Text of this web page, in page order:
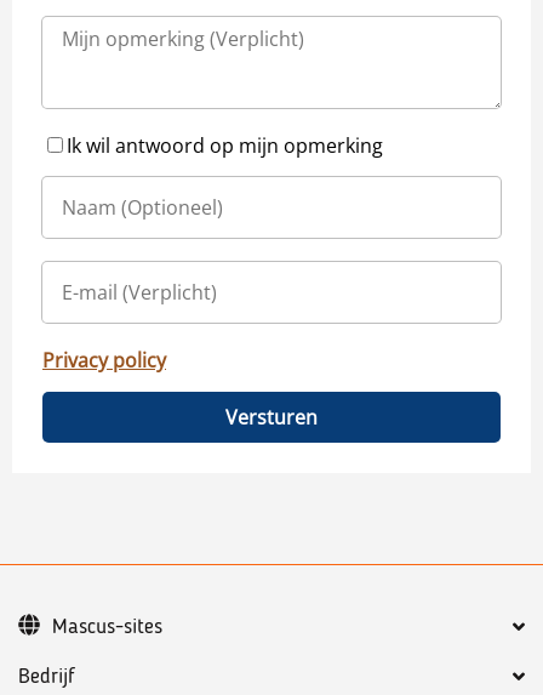
Ik wil antwoord op mijn opmerking
Privacy policy
Versturen
Bedrijf
Mascus-sites